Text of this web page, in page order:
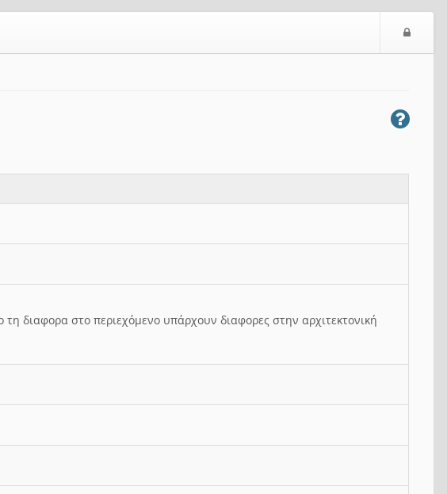
διαφορα στο περιεχόμενο υπάρχουν διαφορες στην αρχιτεκτονική